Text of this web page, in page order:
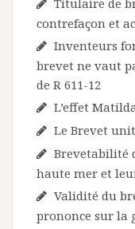
Titulaire de
contrefaçon et
Inventeurs
brevet ne vaut
de R 611-12
L’effet
Le Brevet
Brevetabilité
haute mer et
Validité du
prononce sur la